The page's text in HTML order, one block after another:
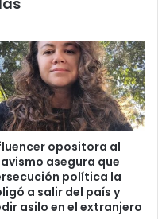
opositora al
asegura que
política la
a salir del país y
asilo en el extranjero